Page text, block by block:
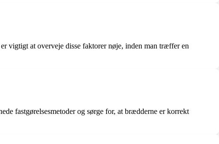
vigtigt at overveje disse faktorer nøje, inden man træffer en
fastgørelsesmetoder og sørge for, at brædderne er korrekt